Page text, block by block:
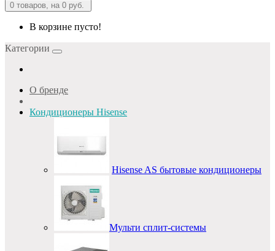
0 товаров, на 0 руб.
В корзине пусто!
Категории
О бренде
Кондиционеры Hisense
Hisense AS бытовые кондиционеры
Мульти сплит-системы